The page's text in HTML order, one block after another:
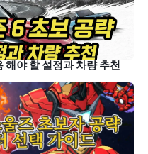
해야 할 설정과 차량 추천